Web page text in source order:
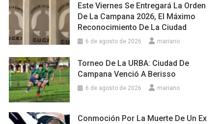
Este Viernes Se Entregará La Orden
De La Campana 2026, El Máximo
Reconocimiento De La Ciudad
6 de agosto de 2026 mariano
Torneo De La URBA: Ciudad De
Campana Venció A Berisso
6 de agosto de 2026 mariano
Conmoción Por La Muerte De Un Ex